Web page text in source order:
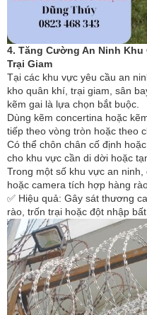
4. Tăng Cường An Ninh
Trại Giam
Tại các khu vực yêu cầu an
kho quân khí, trại giam, sân
kẽm gai là lựa chọn bắt buộc.
Dùng kẽm concertina hoặc
tiếp theo vòng tròn hoặc theo
Có thể chôn chân cố định
cho khu vực cần di dời hoặc
Trong một số khu vực an
hoặc camera tích hợp hàng
✅ Hiệu quả: Gây sát thương
rào, trốn trại hoặc đột nhập